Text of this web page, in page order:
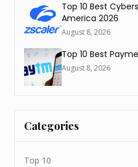
Top 10 Best
America 2026
August 8, 2026
Top 10 Best
August 8, 2026
Categories
Top 10